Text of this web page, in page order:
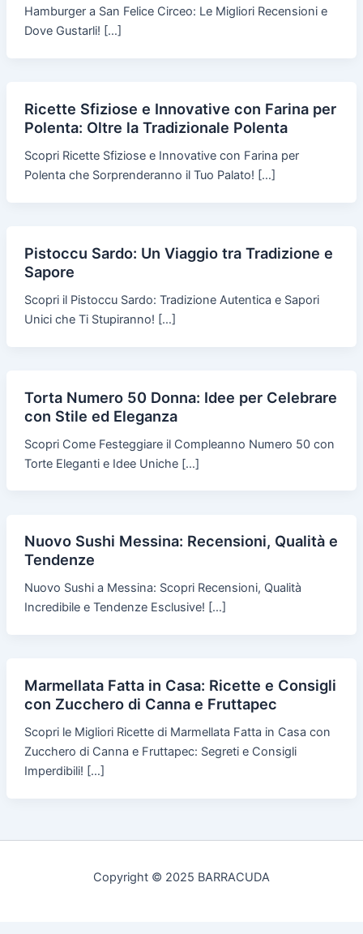
Hamburger a San Felice Circeo: Le Migliori Recensioni e
Dove Gustarli! […]
Ricette Sfiziose e Innovative con Farina per
Polenta: Oltre la Tradizionale Polenta
Scopri Ricette Sfiziose e Innovative con Farina per
Polenta che Sorprenderanno il Tuo Palato! […]
Pistoccu Sardo: Un Viaggio tra Tradizione e
Sapore
Scopri il Pistoccu Sardo: Tradizione Autentica e Sapori
Unici che Ti Stupiranno! […]
Torta Numero 50 Donna: Idee per Celebrare
con Stile ed Eleganza
Scopri Come Festeggiare il Compleanno Numero 50 con
Torte Eleganti e Idee Uniche […]
Nuovo Sushi Messina: Recensioni, Qualità e
Tendenze
Nuovo Sushi a Messina: Scopri Recensioni, Qualità
Incredibile e Tendenze Esclusive! […]
Marmellata Fatta in Casa: Ricette e Consigli
con Zucchero di Canna e Fruttapec
Scopri le Migliori Ricette di Marmellata Fatta in Casa con
Zucchero di Canna e Fruttapec: Segreti e Consigli
Imperdibili! […]
Copyright © 2025 BARRACUDA